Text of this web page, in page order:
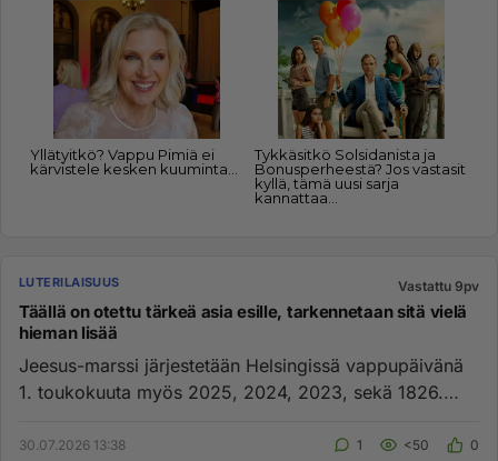
LUTERILAISUUS Vastattu 9pv
Täällä on otettu tärkeä asia esille, tarkennetaan sitä vielä
hieman lisää
Jeesus-marssi järjestetään Helsingissä vappupäivänä
1. toukokuuta myös 2025, 2024, 2023, sekä 1826.
30.07.2026 13:38 1 <50 0